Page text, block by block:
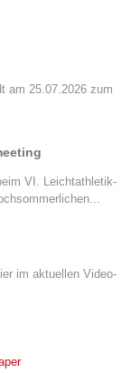
am 25.07.2026 zum
VI. Leichtathletik-
im aktuellen Video-